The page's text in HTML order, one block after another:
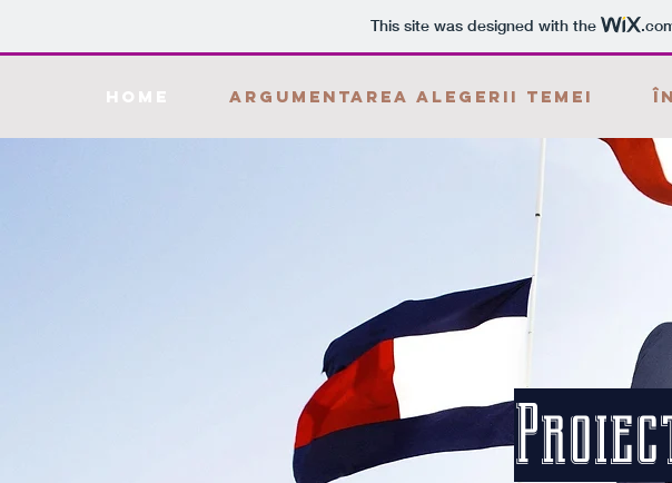
This site was designed with the
HOME Argumentarea alegerii temei